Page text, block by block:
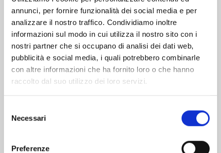
annunci, per fornire funzionalità dei social media e per
analizzare il nostro traffico. Condividiamo inoltre
informazioni sul modo in cui utilizza il nostro sito con i
nostri partner che si occupano di analisi dei dati web,
pubblicità e social media, i quali potrebbero combinarle
con altre informazioni che ha fornito loro o che hanno
raccolto dal suo utilizzo dei loro servizi.
delNecessari
Preferenze
Altri volumi della serie